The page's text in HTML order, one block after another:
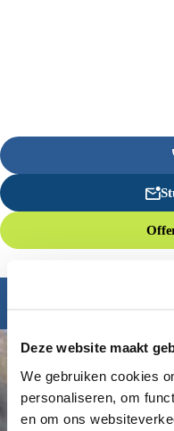
Deze website maakt
We gebruiken cookies
personaliseren, om
en om ons